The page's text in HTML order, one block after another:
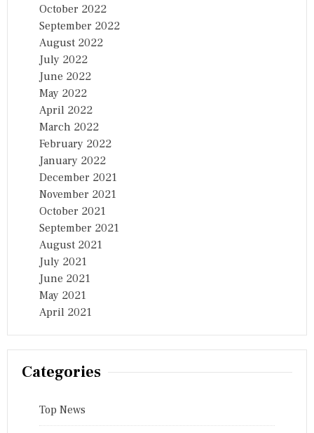
October 2022
September 2022
August 2022
July 2022
June 2022
May 2022
April 2022
March 2022
February 2022
January 2022
December 2021
November 2021
October 2021
September 2021
August 2021
July 2021
June 2021
May 2021
April 2021
Categories
Top News